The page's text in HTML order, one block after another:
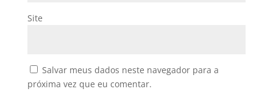
Site
Salvar meus dados neste navegador para a
próxima vez que eu comentar.